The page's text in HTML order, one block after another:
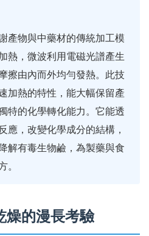
產物與中藥材的傳統加工模
熱，微波利用電磁光譜產生
擦由內而外均勻發熱。此技
加熱的特性，能大幅保留產
特的化學轉化能力。它能透
應，改變化學成分的結構，
解有毒生物鹼，為製藥與食
燥的漫長考驗